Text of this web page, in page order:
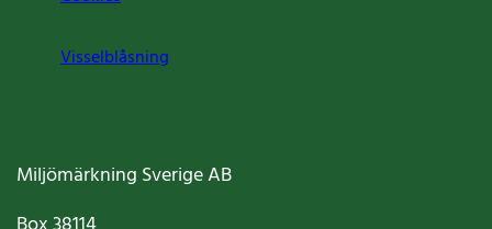
Visselblåsning
Miljömärkning Sverige AB